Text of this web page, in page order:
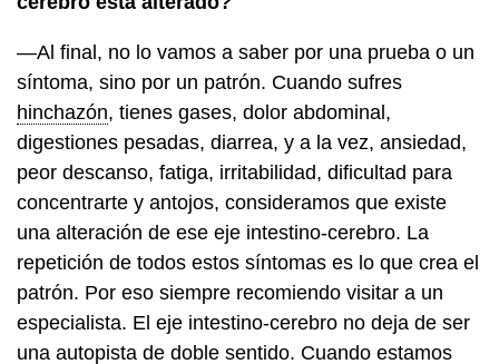
—Al final, no lo vamos a saber por una prueba o un
síntoma, sino por un patrón. Cuando sufres
hinchazón, tienes gases, dolor abdominal,
digestiones pesadas, diarrea, y a la vez, ansiedad,
peor descanso, fatiga, irritabilidad, dificultad para
concentrarte y antojos, consideramos que existe
una alteración de ese eje intestino-cerebro. La
repetición de todos estos síntomas es lo que crea el
patrón. Por eso siempre recomiendo visitar a un
especialista. El eje intestino-cerebro no deja de ser
una autopista de doble sentido. Cuando estamos